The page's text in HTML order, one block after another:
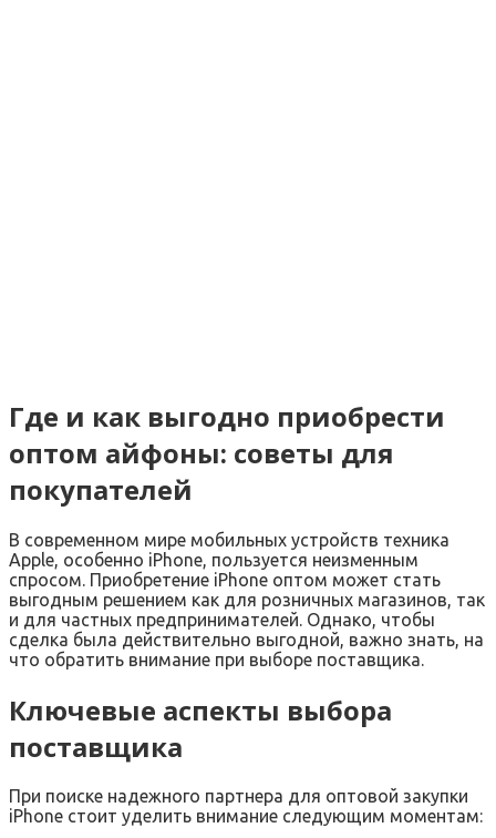
Где и как выгодно приобрести
оптом айфоны: советы для
покупателей
В современном мире мобильных устройств техника
Apple, особенно iPhone, пользуется неизменным
спросом. Приобретение iPhone оптом может стать
выгодным решением как для розничных магазинов, так
и для частных предпринимателей. Однако, чтобы
сделка была действительно выгодной, важно знать, на
что обратить внимание при выборе поставщика.
Ключевые аспекты выбора
поставщика
При поиске надежного партнера для оптовой закупки
iPhone стоит уделить внимание следующим моментам: